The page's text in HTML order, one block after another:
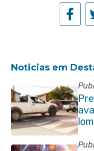
Noticias em